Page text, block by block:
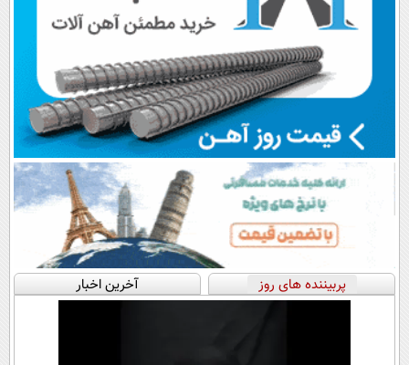
پربیننده های روز آخرین اخبار